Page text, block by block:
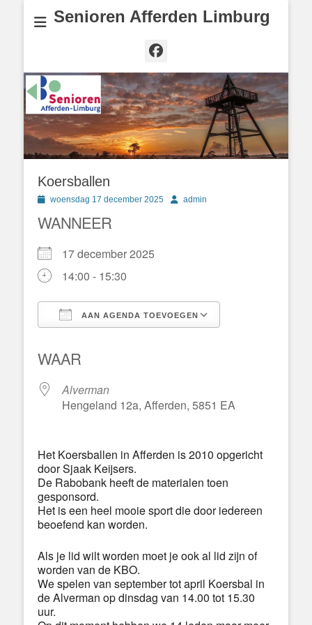
Senioren Afferden Limburg
Facebook
Koersballen
Geplaatst
woensdag 17 december 2025 Authoradmin
WANNEER
17 december 2025
14:00 - 15:30
AAN AGENDA TOEVOEGEN
WAAR
Alverman
Hengeland 12a, Afferden, 5851 EA
Het Koersballen in Afferden is 2010 opgericht
door Sjaak Keijsers.
De Rabobank heeft de materialen toen
gesponsord.
Het is een heel mooie sport die door iedereen
beoefend kan worden.
Als je lid wilt worden moet je ook al lid zijn of
worden van de KBO.
We spelen van september tot april Koersbal in
de Alverman op dinsdag van 14.00 tot 15.30
uur.